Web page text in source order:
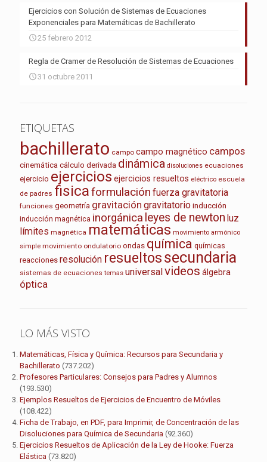
Ejercicios con Solución de Sistemas de Ecuaciones
Exponenciales para Matemáticas de Bachillerato
25 febrero 2012
Regla de Cramer de Resolución de Sistemas de Ecuaciones
31 octubre 2011
ETIQUETAS
bachillerato campo campo magnético campos
cinemática cálculo derivada dinámica disoluciones ecuaciones
ejercicio ejercicios ejercicios resueltos eléctrico escuela
de padres fisicaformulación fuerza gravitatoria
funciones geometría gravitación gravitatorio inducción
inducción magnética inorgánica leyes de newton luz
límites magnética matemáticas movimiento armónico
simple movimiento ondulatorio ondas química químicas
reacciones resolución resueltossecundaria
sistemas de ecuaciones temas universalvideos álgebra
óptica
LO MÁS VISTO
Matemáticas, Física y Química: Recursos para Secundaria y
Bachillerato (737.202)
Profesores Particulares: Consejos para Padres y Alumnos
(193.530)
Ejemplos Resueltos de Ejercicios de Encuentro de Móviles
(108.422)
Ficha de Trabajo, en PDF, para Imprimir, de Concentración de las
Disoluciones para Química de Secundaria (92.360)
Ejercicios Resueltos de Aplicación de la Ley de Hooke: Fuerza
Elástica (73.820)